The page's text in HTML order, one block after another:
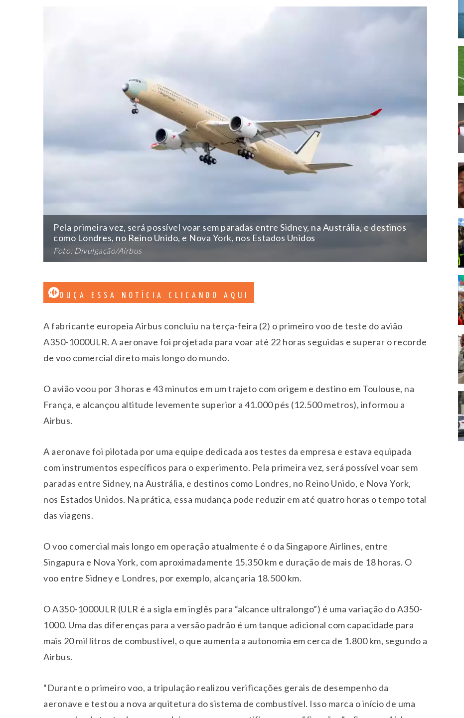
Pela primeira vez, será possível voar sem paradas entre Sidney, na Austrália, e destinos
como Londres, no Reino Unido, e Nova York, nos Estados Unidos
Foto: Divulgação/Airbus
OUÇA ESSA NOTÍCIA CLICANDO AQUI
A fabricante europeia Airbus concluiu na terça-feira (2) o primeiro voo de teste do avião
A350-1000ULR. A aeronave foi projetada para voar até 22 horas seguidas e superar o recorde
de voo comercial direto mais longo do mundo.
O avião voou por 3 horas e 43 minutos em um trajeto com origem e destino em Toulouse, na
França, e alcançou altitude levemente superior a 41.000 pés (12.500 metros), informou a
Airbus.
A aeronave foi pilotada por uma equipe dedicada aos testes da empresa e estava equipada
com instrumentos específicos para o experimento. Pela primeira vez, será possível voar sem
paradas entre Sidney, na Austrália, e destinos como Londres, no Reino Unido, e Nova York,
nos Estados Unidos. Na prática, essa mudança pode reduzir em até quatro horas o tempo total
das viagens.
O voo comercial mais longo em operação atualmente é o da Singapore Airlines, entre
Singapura e Nova York, com aproximadamente 15.350 km e duração de mais de 18 horas. O
voo entre Sidney e Londres, por exemplo, alcançaria 18.500 km.
O A350-1000ULR (ULR é a sigla em inglês para “alcance ultralongo”) é uma variação do A350-
1000. Uma das diferenças para a versão padrão é um tanque adicional com capacidade para
mais 20 mil litros de combustível, o que aumenta a autonomia em cerca de 1.800 km, segundo a
Airbus.
“Durante o primeiro voo, a tripulação realizou verificações gerais de desempenho da
aeronave e testou a nova arquitetura do sistema de combustível. Isso marca o início de uma